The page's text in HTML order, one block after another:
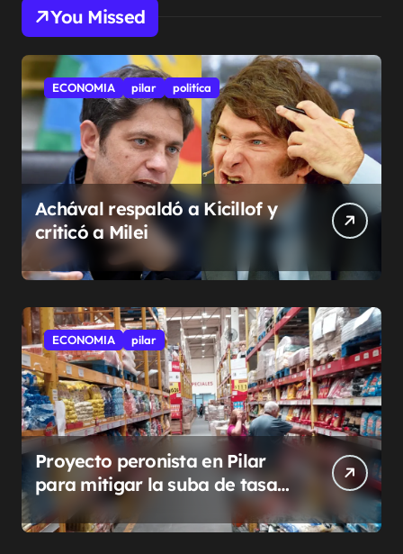
You Missed
ECONOMIA pilar politíca
Achával respaldó a Kicillof y
criticó a Milei
ECONOMIA pilar
Proyecto peronista en Pilar
para mitigar la suba de tasas
municipales